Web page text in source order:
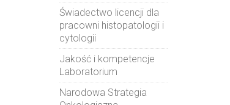
Świadectwo licencji dla
pracowni histopatologii i
cytologii
Jakość i kompetencje
Laboratorium
Narodowa Strategia